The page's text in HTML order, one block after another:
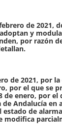
de 2021,
y
por razón
de 2021, por
por el que se
de enero, por
Andalucía en
estado de
modifica